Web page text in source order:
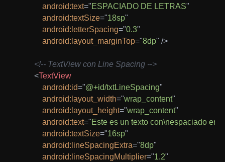
android:text="ESPACIADO DE LETRAS"
android:textSize="18sp"
android: letterSpacing="0.3"
android: layout_marginTop="8dp" />
<!-- TextView con Line Spacing -->
<TextView
android:id="@+id/txtLineSpacing"
android: layout_width="wrap_content"
android: layout_height="wrap_content"
android:text="Este es un texto con\nespaciado
android:textSize="16sp"
android: lineSpacingExtra="8dp"
android: lineSpacingMultiplier="1.2"